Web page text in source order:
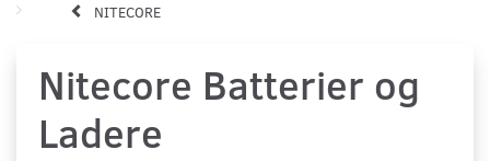
NITECORE
Nitecore Batterier og
Ladere